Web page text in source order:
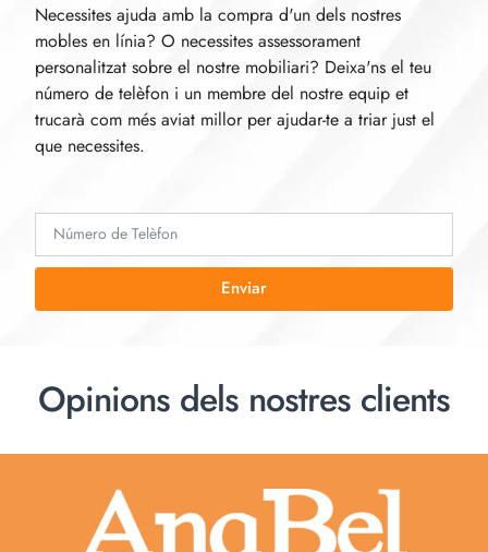
Necessites ajuda amb la compra d'un dels nostres
mobles en línia? O necessites assessorament
personalitzat sobre el nostre mobiliari? Deixa'ns el teu
número de telèfon i un membre del nostre equip et
trucarà com més aviat millor per ajudar-te a triar just el
que necessites.
Enviar
Opinions dels nostres clients